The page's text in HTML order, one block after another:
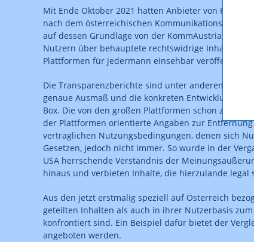
Mit Ende Oktober 2021 hatten Anbieter von
nach dem österreichischen
auf dessen Grundlage von der KommAustria
Nutzern über behauptete rechtswidrige Inhalte
Plattformen für jedermann einsehbar veröffentlicht
Die Transparenzberichte sind unter anderem ein
genaue Ausmaß und die konkreten Entwicklungen
Box. Die von den großen Plattformen schon zuvor
der Plattformen orientierte Angaben zur
vertraglichen Nutzungsbedingungen, denen sich
Gesetzen, jedoch nicht immer. So wurde in der
USA herrschende Verständnis der
hinaus und verbieten Inhalte, die hierzulande legal
Aus den jetzt erstmalig speziell auf Österreich
geteilten Inhalten als auch in ihrer Nutzerbasis
konfrontiert sind. Ein Beispiel dafür bietet der
angeboten werden.